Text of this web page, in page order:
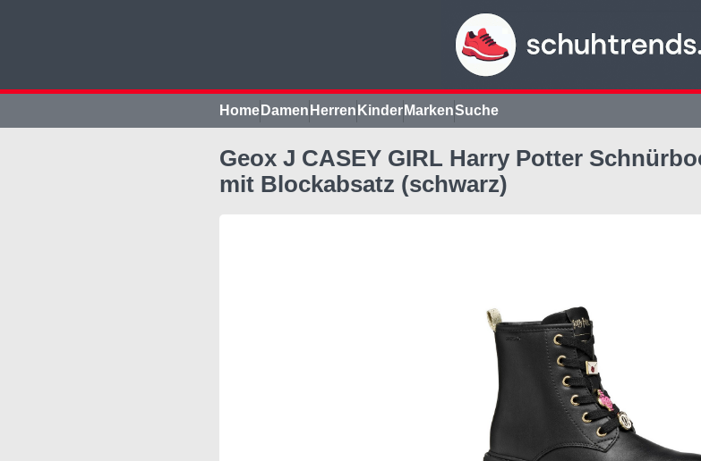
Home Damen Herren Kinder MarkenSuche
Geox J CASEY GIRL Harry Potter
mit Blockabsatz (schwarz)